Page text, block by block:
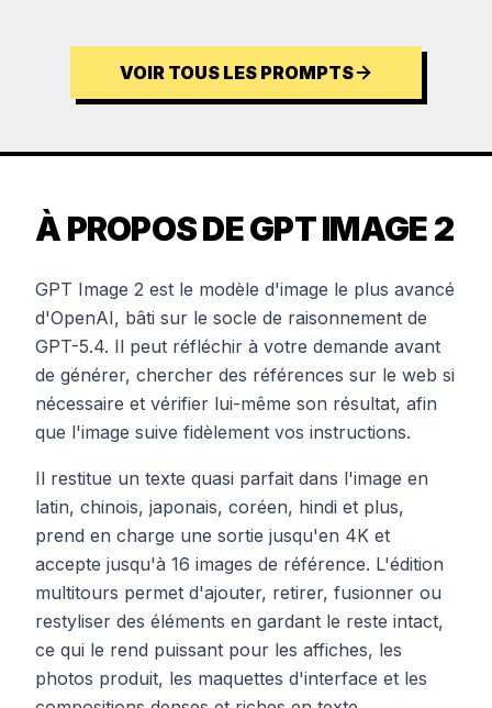
VOIR TOUS LES PROMPTS
À PROPOS DE GPT IMAGE 2
GPT Image 2 est le modèle d'image le plus avancé
d'OpenAI, bâti sur le socle de raisonnement de
GPT-5.4. Il peut réfléchir à votre demande avant
de générer, chercher des références sur le web si
nécessaire et vérifier lui-même son résultat, afin
que l'image suive fidèlement vos instructions.
Il restitue un texte quasi parfait dans l'image en
latin, chinois, japonais, coréen, hindi et plus,
prend en charge une sortie jusqu'en 4K et
accepte jusqu'à 16 images de référence. L'édition
multitours permet d'ajouter, retirer, fusionner ou
restyliser des éléments en gardant le reste intact,
ce qui le rend puissant pour les affiches, les
photos produit, les maquettes d'interface et les